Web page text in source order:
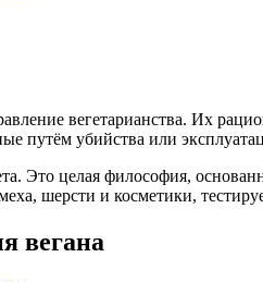
вегетарианства. Их
путём убийства или
Это целая философия,
шерсти и косметики,
вегана